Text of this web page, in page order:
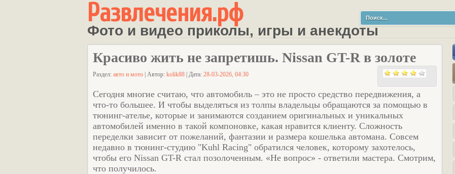
Развлечения.рф
Фото и видео приколы, игры и анекдоты
Красиво жить не запретишь. Nissan GT-R в золоте
Раздел: авто и мото | Автор: kolik88 | Дата: 28-03-2026, 04:30
Сегодня многие считаю, что автомобиль – это не просто средство передвижения, а
что-то большее. И чтобы выделяться из толпы владельцы обращаются за помощью в
тюнинг-ателье, которые и занимаются созданием оригинальных и уникальных
автомобилей именно в такой компоновке, какая нравится клиенту. Сложность
переделки зависит от пожеланий, фантазии и размера кошелька автомана. Совсем
недавно в тюнинг-студию "Kuhl Racing" обратился человек, которому захотелось,
чтобы его Nissan GT-R стал позолоченным. «Не вопрос» - ответили мастера. Смотрим,
что получилось.